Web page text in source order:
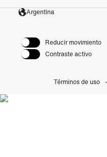
Argentina
Reducir movimiento
Contraste activo
Términos de uso